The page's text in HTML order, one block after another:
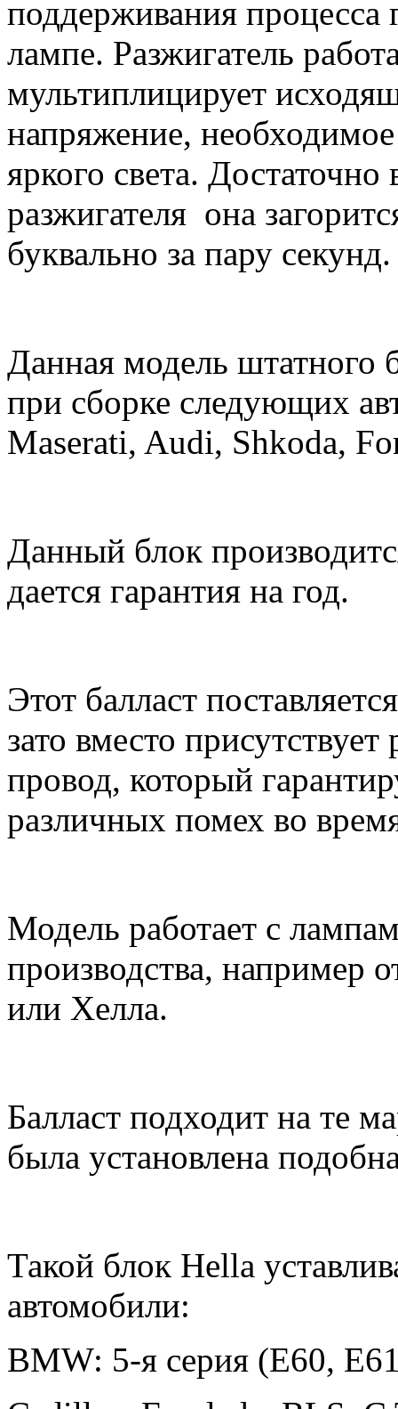
поддерживания процесса
лампе. Разжигатель
мультиплицирует
напряжение,
яркого света.
разжигателя она
буквально за пару секунд.
Данная модель штатного
при сборке следующих
Maserati, Audi, Shkoda,
Данный блок
дается гарантия на год.
Этот балласт
зато вместо
провод, который
различных помех во
Модель работает с
производства, например
или Хелла.
Балласт подходит на те
была установлена
Такой блок Hella
автомобили:
BMW: 5-я серия (E60,